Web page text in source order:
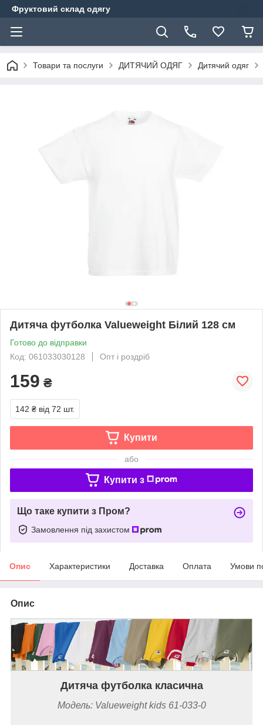
Фруктовий склад одягу
Товари та послуги ДИТЯЧИЙ ОДЯГ Дитячий одяг
Дитяча футболка Valueweight Білий 128 см
Готово до відправки
Код: 061033030128
Опт і роздріб
159 ₴
142 ₴ від 72 шт.
Купити
або
Купити з
Що таке купити з Пром?
Замовлення під захистом
Опис Характеристики Доставка Оплата Умови
Опис
Дитяча футболка класична
Модель: Valueweight kids 61-033-0